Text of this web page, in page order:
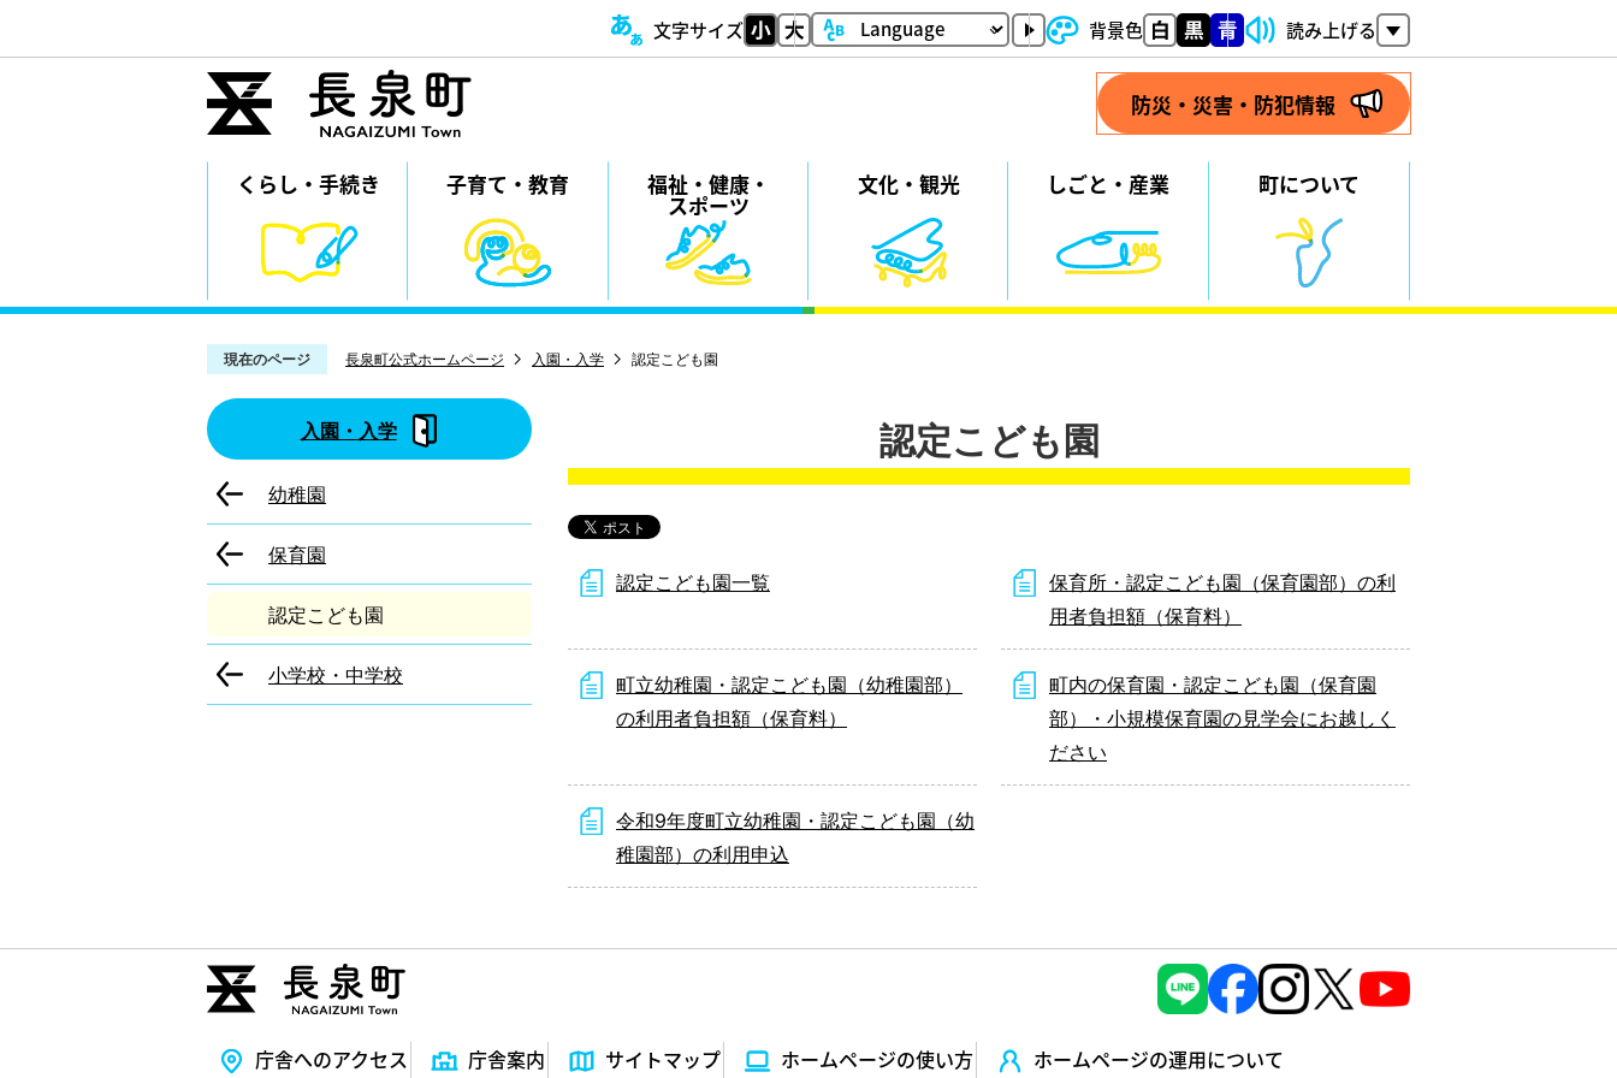
文字サイズ 背景色 読み上げる
防災・災害・防犯情報
くらし・ ⼿続き 子育て・教育 福祉・ 健康・
スポーツ
⽂化・ 観光 しごと・産業 町について
現在のページ 長泉町公式ホームページ 入園・入学 認定こども園
入園・入学
幼稚園
保育園
認定こども園
小学校・中学校
認定こども園
認定こども園一覧
保育所・認定こども園（保育園部）の利
用者負担額（保育料）
町立幼稚園・認定こども園（幼稚園部）
の利用者負担額（保育料）
町内の保育園・認定こども園（保育園
部）・小規模保育園の見学会にお越しく
ださい
令和9年度町立幼稚園・認定こども園（幼
稚園部）の利用申込
庁舎へのアクセス 庁舎案内 サイトマップ ホームページの使い⽅ ホームページの運⽤について